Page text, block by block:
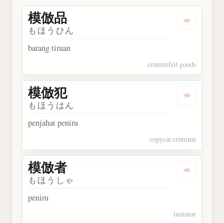
模倣品
もほうひん
barang tiruan
counterfeit goods
模倣犯
もほうはん
penjahat peniru
copycat criminal
模倣者
もほうしゃ
peniru
imitator